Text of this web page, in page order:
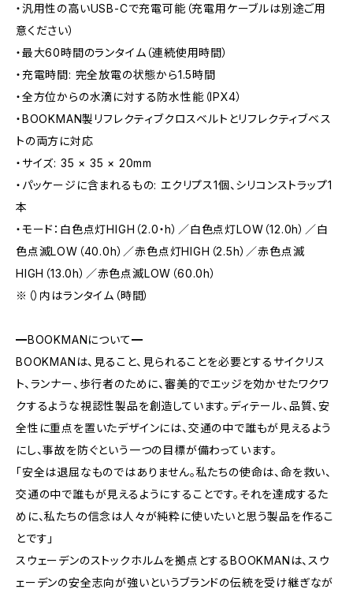
・汎用性の高いUSB-Cで充電可能（充電用ケーブルは別途ご用
意ください）
・最大60時間のランタイム（連続使用時間）
・充電時間: 完全放電の状態から1.5時間
・全方位からの水滴に対する防水性能（IPX4）
・BOOKMAN製リフレクティブクロスベルトとリフレクティブベス
トの両方に対応
・サイズ: 35 × 35 × 20mm
・パッケージに含まれるもの: エクリプス1個、シリコンストラップ1
本
・モード：白色点灯HIGH（2.0・h）／白色点灯LOW（12.0h）／白
色点滅LOW（40.0h）／赤色点灯HIGH（2.5h）／赤色点滅
HIGH（13.0h）／赤色点滅LOW（60.0h）
※（）内はランタイム（時間）
━BOOKMANについて━
BOOKMANは、見ること、見られることを必要とするサイクリス
ト、ランナー、歩行者のために、審美的でエッジを効かせたワクワ
クするような視認性製品を創造しています。ディテール、品質、安
全性に重点を置いたデザインには、交通の中で誰もが見えるよう
にし、事故を防ぐという一つの目標が備わっています。
「安全は退屈なものではありません。私たちの使命は、命を救い、
交通の中で誰もが見えるようにすることです。それを達成するた
めに、私たちの信念は人々が純粋に使いたいと思う製品を作るこ
とです」
スウェーデンのストックホルムを拠点とするBOOKMANは、スウ
ェーデンの安全志向が強いというブランドの伝統を受け継ぎなが